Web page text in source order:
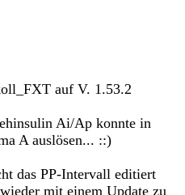
auf V. 1.53.2
Ai/Ap konnte in
A auslösen... ::)
das PP-Intervall editiert
mit einem Update zu